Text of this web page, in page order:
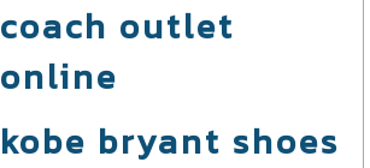
coach outlet
online
kobe bryant shoes